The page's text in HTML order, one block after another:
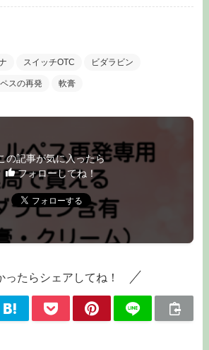
スイッチOTC ビダラビン
スの再発 軟膏
の記事が気に入ったら
フォローしてね！
ったらシェアしてね！